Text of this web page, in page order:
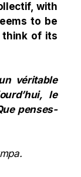
with
to be
think of its
véritable
le
penses-